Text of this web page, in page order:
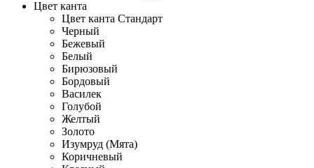
Цвет канта
Цвет канта Стандарт
Черный
Бежевый
Белый
Бирюзовый
Бордовый
Василек
Голубой
Желтый
Золото
Изумруд (Мята)
Коричневый